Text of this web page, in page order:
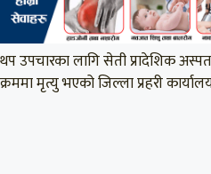
थप उपचारका लागि सेती प्रादेशिक
क्रममा मृत्यु भएको जिल्ला प्रहरी